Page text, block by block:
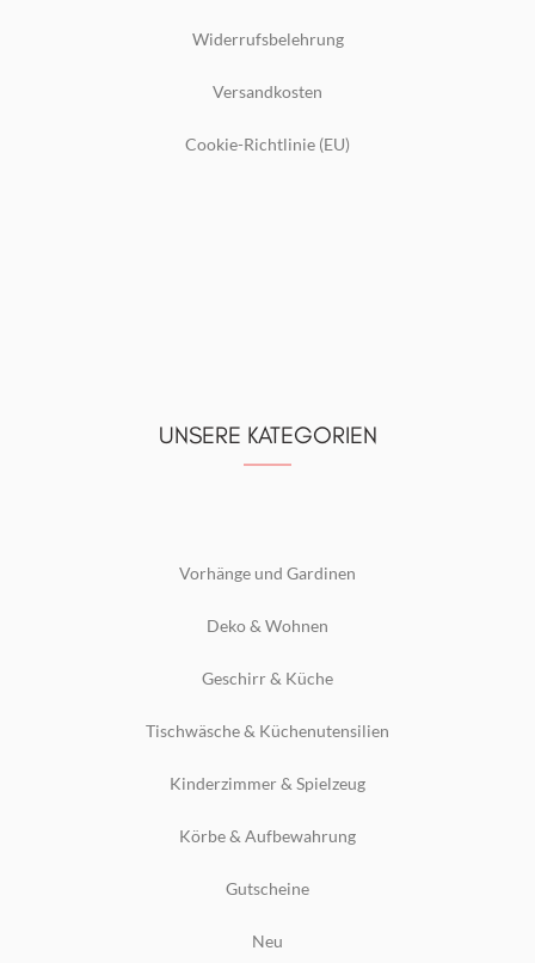
Widerrufsbelehrung
Versandkosten
Cookie-Richtlinie (EU)
UNSERE KATEGORIEN
Vorhänge und Gardinen
Deko & Wohnen
Geschirr & Küche
Tischwäsche & Küchenutensilien
Kinderzimmer & Spielzeug
Körbe & Aufbewahrung
Gutscheine
Neu